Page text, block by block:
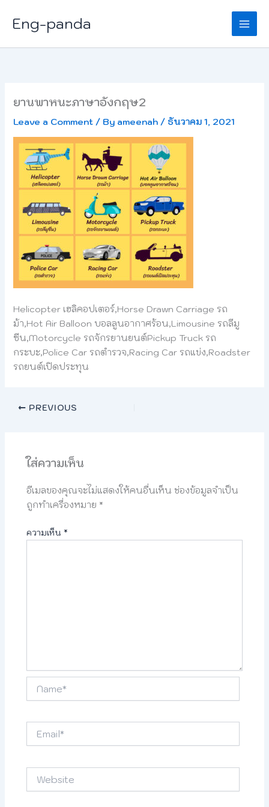
content
Eng-panda
ยานพาหนะภาษาอังกฤษ2
Leave a Comment / By ameenah/ ธันวาคม 1, 2021
Helicopter เฮลิคอปเตอร์,Horse Drawn Carriage รถ
ม้า,Hot Air Balloon บอลลูนอากาศร้อน,Limousine รถลีมู
ซีน,Motorcycle รถจักรยานยนต์Pickup Truck รถ
กระบะ,Police Car รถตำรวจ,Racing Car รถแข่ง,Roadster
รถยนต์เปิดประทุน
PREVIOUS
ใส่ความเห็น
อีเมลของคุณจะไม่แสดงให้คนอื่นเห็น ช่องข้อมูลจำเป็น
ถูกทำเครื่องหมาย *
ความเห็น *